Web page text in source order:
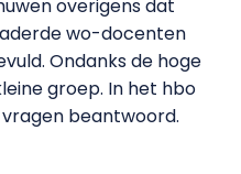
overigens dat
wo-docenten
Ondanks de hoge
groep. In het hbo
beantwoord.